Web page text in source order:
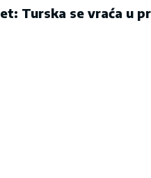
Turska se vraća u